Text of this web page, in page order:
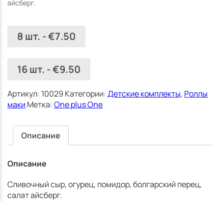
айсберг.
8 шт. -€7.50
16 шт. -€9.50
Артикул: 10029 Категории:Детские комплекты, Роллы
маки Метка:One plus One
Описание
Описание
Сливочный сыр, огурец, помидор, болгарский перец,
салат айсберг.